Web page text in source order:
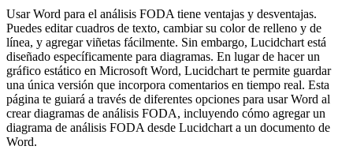
Usar Word para el análisis FODA tiene ventajas y desventajas.
Puedes editar cuadros de texto, cambiar su color de relleno y de
línea, y agregar viñetas fácilmente. Sin embargo, Lucidchart está
diseñado específicamente para diagramas. En lugar de hacer un
gráfico estático en Microsoft Word, Lucidchart te permite guardar
una única versión que incorpora comentarios en tiempo real. Esta
página te guiará a través de diferentes opciones para usar Word al
crear diagramas de análisis FODA, incluyendo cómo agregar un
diagrama de análisis FODA desde Lucidchart a un documento de
Word.